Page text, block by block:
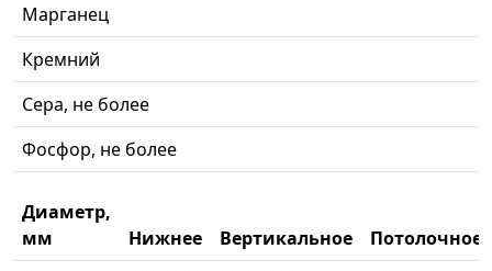
Марганец
Кремний
Сера, не более
Фосфор, не более
Диаметр,
мм
Нижнее Вертикальное
Потолочное